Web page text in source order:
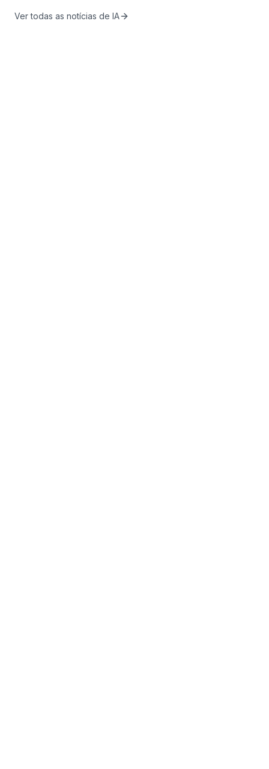
Ver todas as notícias de IA